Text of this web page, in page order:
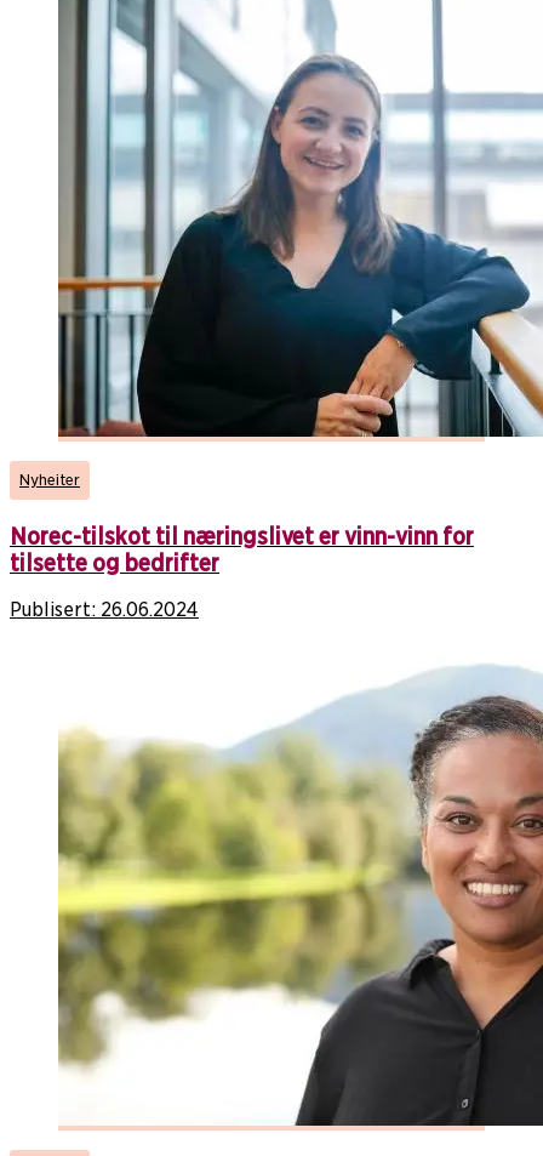
Nyheiter
Norec-tilskot til næringslivet er vinn-vinn for
tilsette og bedrifter
Publisert: 26.06.2024